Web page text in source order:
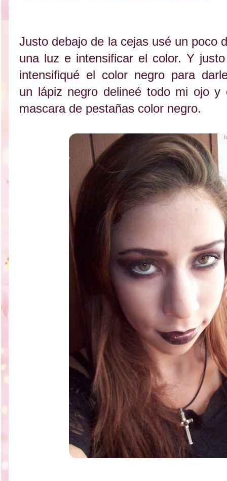
Justo debajo de la cejas usé un poco
una luz e intensificar el color. Y
intensifiqué el color negro para
un lápiz negro delineé todo mi ojo y
mascara de pestañas color negro.